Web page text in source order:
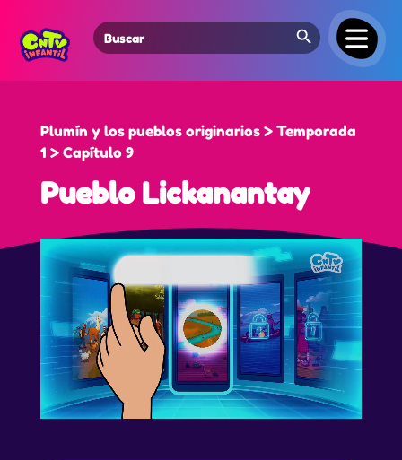
Search
for:
Search Button
Plumín y los pueblos originarios > Temporada
1 > Capítulo 9
Pueblo Lickanantay